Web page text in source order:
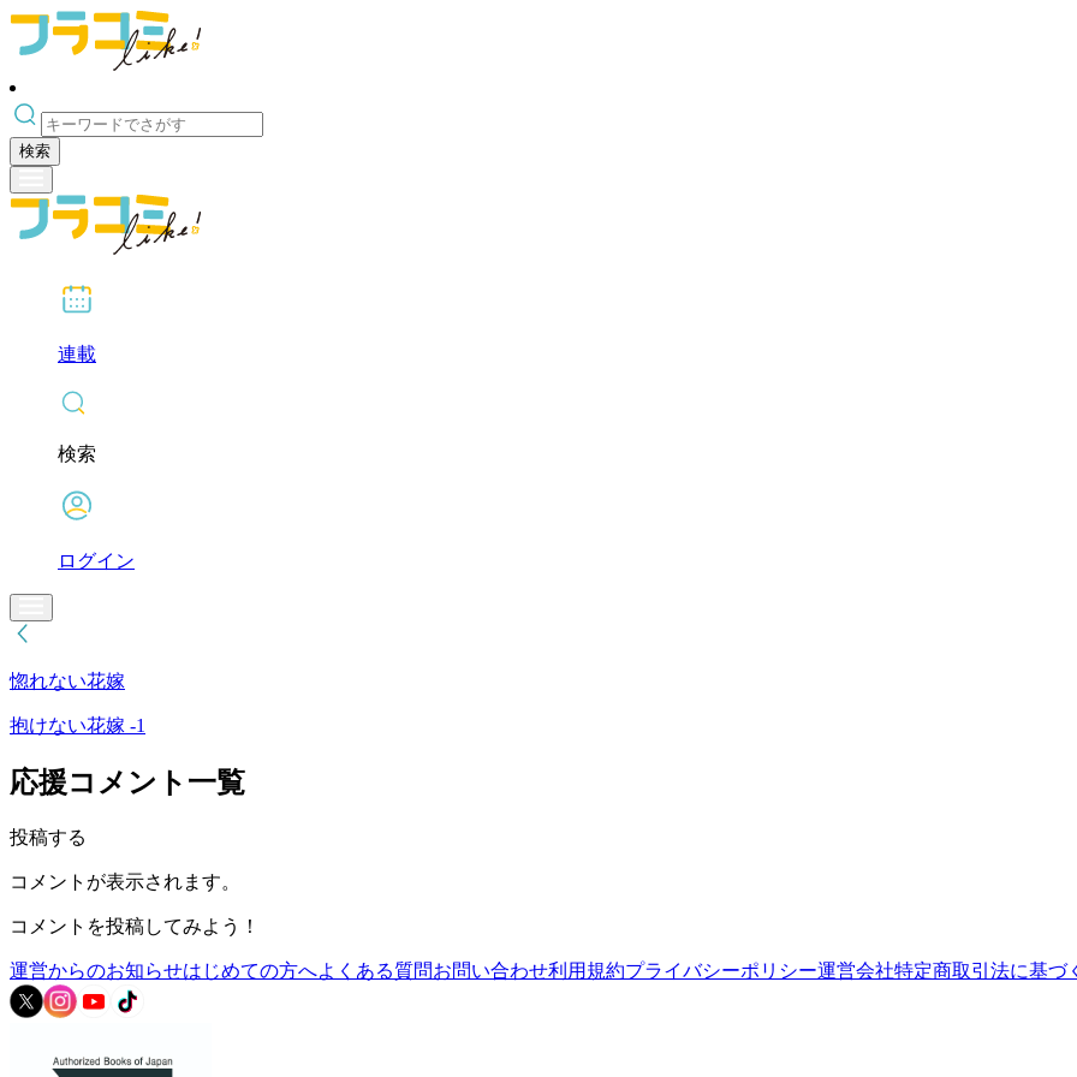
検索
連載
検索
ログイン
惚れない花嫁
抱けない花嫁 -1
応援コメント一覧
投稿する
コメントが表示されます。
コメントを投稿してみよう！
運営からのお知らせはじめての方へよくある質問お問い合わせ利用規約プライバシーポリシー運営会社特定商取引法に基づ